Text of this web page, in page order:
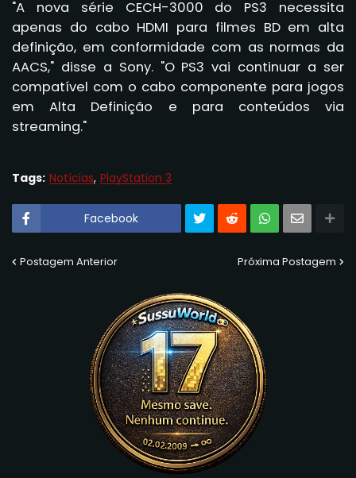
"A nova série CECH-3000 do PS3 necessita
apenas do cabo HDMI para filmes BD em alta
definição, em conformidade com as normas da
AACS," disse a Sony. "O PS3 vai continuar a ser
compatível com o cabo componente para jogos
em Alta Definição e para conteúdos via
streaming."
Tags: Notícias PlayStation 3
Facebook
Postagem Anterior Próxima Postagem